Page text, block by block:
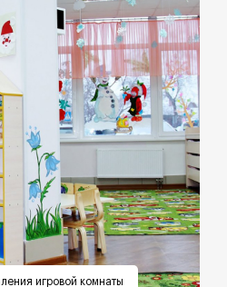
игровой комнаты